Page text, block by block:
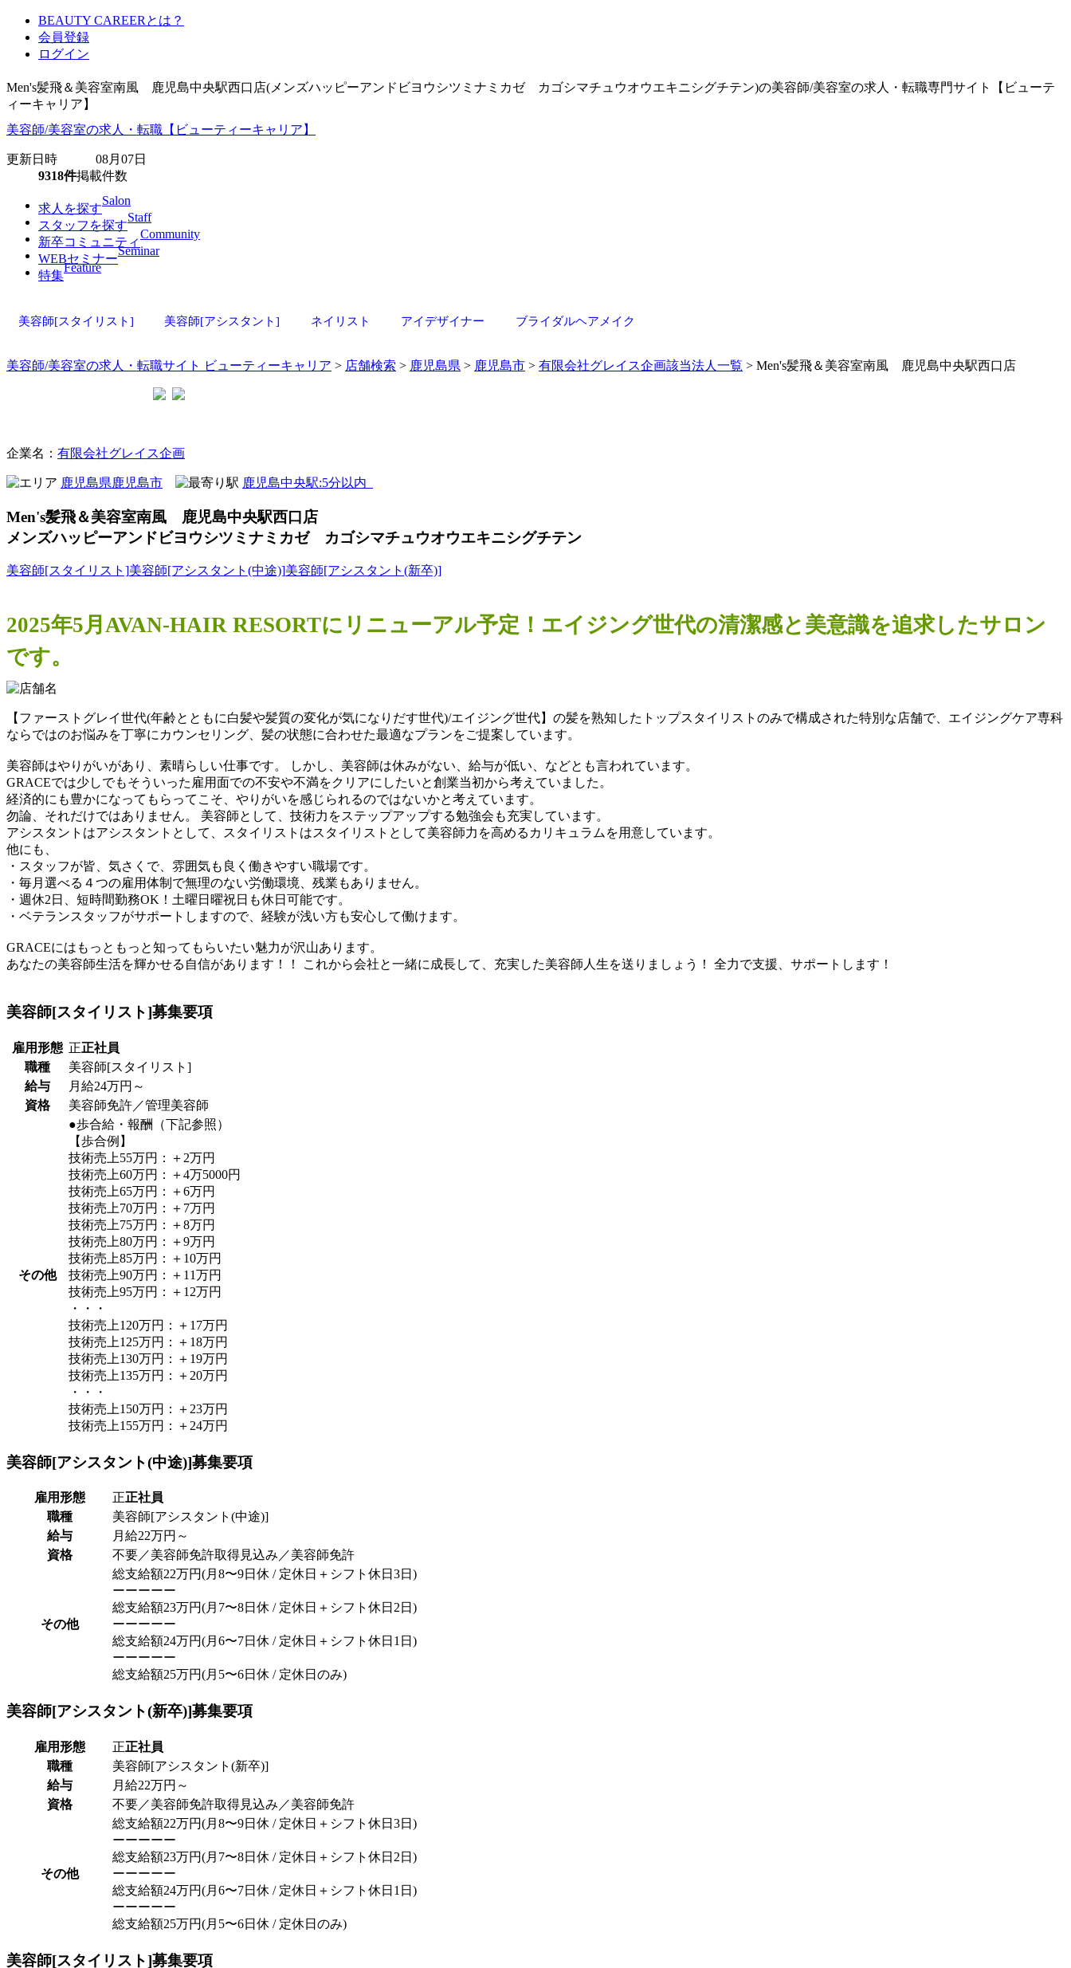
BEAUTY CAREERとは？
会員登録
ログイン
Men's髪飛＆美容室南風 鹿児島中央駅西口店(メンズハッピーアンドビヨウシツミナミカゼ カゴシマチュウオウエキニシグチテン)の美容師/美容室の求人・転職専門サイト【ビューテ
ィーキャリア】
美容師/美容室の求人・転職【ビューティーキャリア】
更新日時 08月07日
9318件掲載件数
求人を探す
Salon
スタッフを探す
Staff
新卒コミュニティ
Community
WEBセミナー
Seminar
特集
Feature
美容師[スタイリスト] 美容師[アシスタント] ネイリスト アイデザイナー ブライダルヘアメイク
美容師/美容室の求人・転職サイト ビューティーキャリア > 店舗検索 > 鹿児島県 > 鹿児島市 > 有限会社グレイス企画該当法人一覧 > Men's髪飛＆美容室南風 鹿児島中央駅西口店
企業名： 有限会社グレイス企画
鹿児島県鹿児島市 鹿児島中央駅:5分以内
Men's髪飛＆美容室南風 鹿児島中央駅西口店
メンズハッピーアンドビヨウシツミナミカゼ カゴシマチュウオウエキニシグチテン
美容師[スタイリスト]美容師[アシスタント(中途)]美容師[アシスタント(新卒)]
2025年5月AVAN-HAIR RESORTにリニューアル予定！エイジング世代の清潔感と美意識を追求したサロン
です。
【ファーストグレイ世代(年齢とともに白髪や髪質の変化が気になりだす世代)/エイジング世代】の髪を熟知したトップスタイリストのみで構成された特別な店舗で、エイジングケア専科
ならではのお悩みを丁寧にカウンセリング、髪の状態に合わせた最適なプランをご提案しています。
美容師はやりがいがあり、素晴らしい仕事です。 しかし、美容師は休みがない、給与が低い、などとも言われています。
GRACEでは少しでもそういった雇用面での不安や不満をクリアにしたいと創業当初から考えていました。
経済的にも豊かになってもらってこそ、やりがいを感じられるのではないかと考えています。
勿論、それだけではありません。 美容師として、技術力をステップアップする勉強会も充実しています。
アシスタントはアシスタントとして、スタイリストはスタイリストとして美容師力を高めるカリキュラムを用意しています。
他にも、
・スタッフが皆、気さくで、雰囲気も良く働きやすい職場です。
・毎月選べる４つの雇用体制で無理のない労働環境、残業もありません。
・週休2日、短時間勤務OK！土曜日曜祝日も休日可能です。
・ベテランスタッフがサポートしますので、経験が浅い方も安心して働けます。
GRACEにはもっともっと知ってもらいたい魅力が沢山あります。
あなたの美容師生活を輝かせる自信があります！！ これから会社と一緒に成長して、充実した美容師人生を送りましょう！ 全力で支援、サポートします！
美容師[スタイリスト]募集要項
雇用形態 正正社員
職種
美容師[スタイリスト]
給与
月給24万円～
資格
美容師免許／管理美容師
その他
●歩合給・報酬（下記参照）
【歩合例】
技術売上55万円：＋2万円
技術売上60万円：＋4万5000円
技術売上65万円：＋6万円
技術売上70万円：＋7万円
技術売上75万円：＋8万円
技術売上80万円：＋9万円
技術売上85万円：＋10万円
技術売上90万円：＋11万円
技術売上95万円：＋12万円
・・・
技術売上120万円：＋17万円
技術売上125万円：＋18万円
技術売上130万円：＋19万円
技術売上135万円：＋20万円
・・・
技術売上150万円：＋23万円
技術売上155万円：＋24万円
美容師[アシスタント(中途)]募集要項
雇用形態 正正社員
職種
美容師[アシスタント(中途)]
給与
月給22万円～
資格
不要／美容師免許取得見込み／美容師免許
その他
総支給額22万円(月8〜9日休 / 定休日＋シフト休日3日)
ーーーーー
総支給額23万円(月7〜8日休 / 定休日＋シフト休日2日)
ーーーーー
総支給額24万円(月6〜7日休 / 定休日＋シフト休日1日)
ーーーーー
総支給額25万円(月5〜6日休 / 定休日のみ)
美容師[アシスタント(新卒)]募集要項
雇用形態 正正社員
職種
美容師[アシスタント(新卒)]
給与
月給22万円～
資格
不要／美容師免許取得見込み／美容師免許
その他
総支給額22万円(月8〜9日休 / 定休日＋シフト休日3日)
ーーーーー
総支給額23万円(月7〜8日休 / 定休日＋シフト休日2日)
ーーーーー
総支給額24万円(月6〜7日休 / 定休日＋シフト休日1日)
ーーーーー
総支給額25万円(月5〜6日休 / 定休日のみ)
美容師[スタイリスト]募集要項